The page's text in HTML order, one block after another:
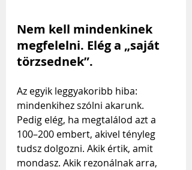
Nem kell mindenkinek
megfelelni. Elég a „saját
törzsednek”.
Az egyik leggyakoribb hiba:
mindenkihez szólni akarunk.
Pedig elég, ha megtalálod azt a
100–200 embert, akivel tényleg
tudsz dolgozni. Akik értik, amit
mondasz. Akik rezonálnak arra,